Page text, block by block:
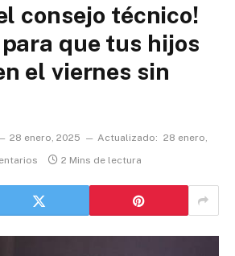
consejo técnico!
que tus hijos
el viernes sin
28 enero, 2025 Actualizado: 28 enero,
2 Mins de lectura